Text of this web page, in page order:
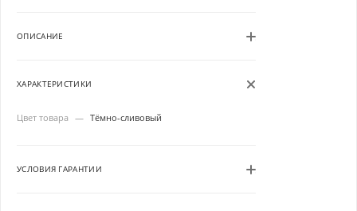
ОПИСАНИЕ
ХАРАКТЕРИСТИКИ
Цвет товара — Тёмно-сливовый
УСЛОВИЯ ГАРАНТИИ